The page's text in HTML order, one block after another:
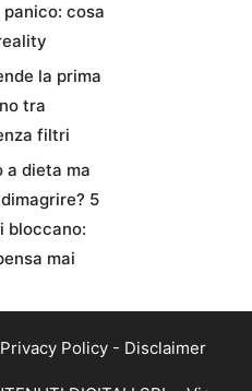
cosa
la prima
tra
filtri
a dieta ma
5
bloccano:
mai
Privacy Policy - Disclaimer